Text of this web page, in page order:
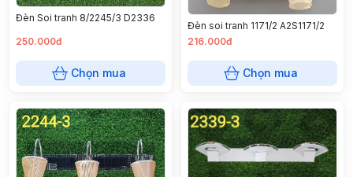
Đèn Soi tranh 8/2245/3 D2336
250.000đ
Chọn mua
Đèn soi tranh 1171/2 A2S1171/2
216.000đ
Chọn mua